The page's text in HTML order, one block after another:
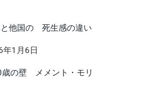
と他国の 死生感の違い
年1月6日
歳の壁 メメント・モリ